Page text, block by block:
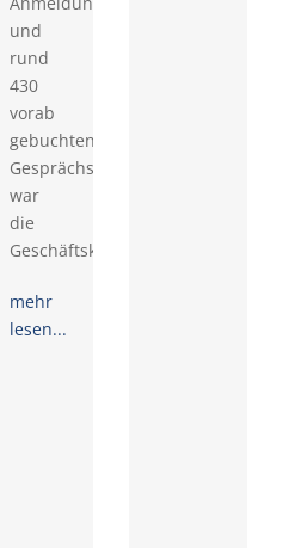
und
rund
430
vorab
gebuchten
Gesprächswünschen
war
die
Geschäftskontaktemesse...
mehr
lesen...